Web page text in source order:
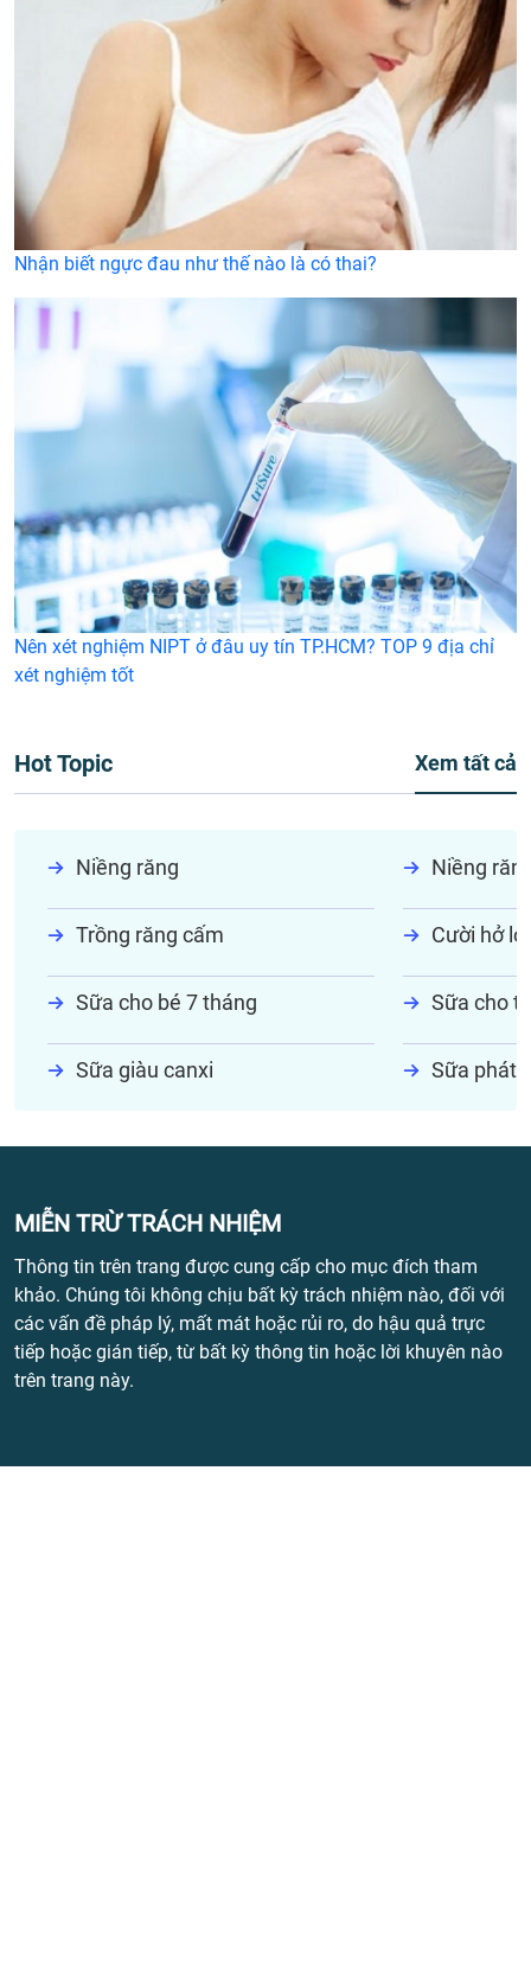
Nhận biết ngực đau như thế nào là có thai?
Nên xét nghiệm NIPT ở đâu uy tín TP.HCM? TOP 9 địa chỉ
xét nghiệm tốt
Hot Topic Xem tất cả
Niềng răng Niềng
Trồng răng cấm Cười hở lợi
Sữa cho bé 7 tháng Sữa cho
Sữa giàu canxi Sữa phát
MIỄN TRỪ TRÁCH NHIỆM
Thông tin trên trang được cung cấp cho mục đích tham
khảo. Chúng tôi không chịu bất kỳ trách nhiệm nào, đối với
các vấn đề pháp lý, mất mát hoặc rủi ro, do hậu quả trực
tiếp hoặc gián tiếp, từ bất kỳ thông tin hoặc lời khuyên nào
trên trang này.